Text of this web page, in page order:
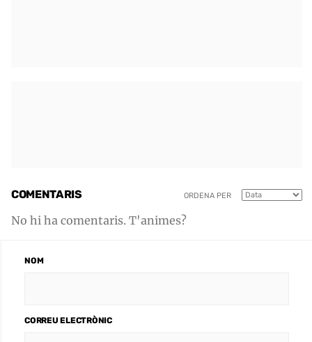
COMENTARIS ORDENA PER
No hi ha comentaris. T'animes?
NOM
CORREU ELECTRÒNIC